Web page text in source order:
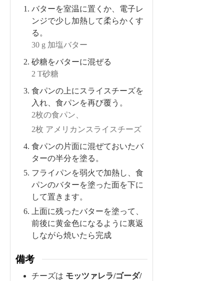
バターを室温に置くか、電子レ
ンジで少し加熱して柔らかくす
る。
30 g 加塩バター
砂糖をバターに混ぜる
2 T砂糖
食パンの上にスライスチーズを
入れ、食パンを再び覆う。
2枚の食パン、
2枚 アメリカンスライスチーズ
食パンの片面に混ぜておいたバ
ターの半分を塗る。
フライパンを弱火で加熱し、食
パンのバターを塗った面を下に
して置きます。
上面に残ったバターを塗って、
前後に黄金色になるように裏返
しながら焼いたら完成
備考
チーズは モッツァレラ/ゴーダ/